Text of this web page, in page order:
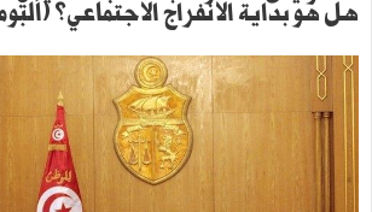
هل هو بداية الانفراج الاجتماعي؟